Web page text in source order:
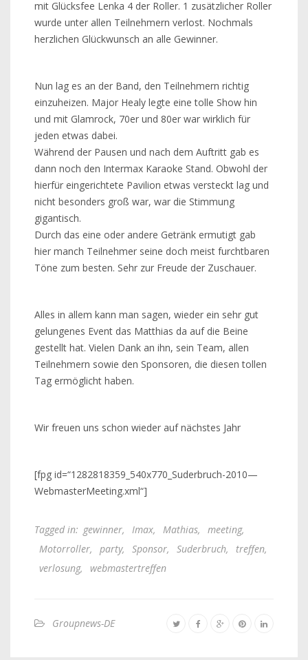
mit Glücksfee Lenka 4 der Roller. 1 zusätzlicher Roller
wurde unter allen Teilnehmern verlost. Nochmals
herzlichen Glückwunsch an alle Gewinner.
Nun lag es an der Band, den Teilnehmern richtig
einzuheizen. Major Healy legte eine tolle Show hin
und mit Glamrock, 70er und 80er war wirklich für
jeden etwas dabei.
Während der Pausen und nach dem Auftritt gab es
dann noch den Intermax Karaoke Stand. Obwohl der
hierfür eingerichtete Pavilion etwas versteckt lag und
nicht besonders groß war, war die Stimmung
gigantisch.
Durch das eine oder andere Getränk ermutigt gab
hier manch Teilnehmer seine doch meist furchtbaren
Töne zum besten. Sehr zur Freude der Zuschauer.
Alles in allem kann man sagen, wieder ein sehr gut
gelungenes Event das Matthias da auf die Beine
gestellt hat. Vielen Dank an ihn, sein Team, allen
Teilnehmern sowie den Sponsoren, die diesen tollen
Tag ermöglicht haben.
Wir freuen uns schon wieder auf nächstes Jahr
[fpg id=“1282818359_540x770_Suderbruch-2010—
WebmasterMeeting.xml“]
Tagged in: gewinner, Imax, Mathias, meeting,
Motorroller, party, Sponsor, Suderbruch, treffen,
verlosung, webmastertreffen
Groupnews-DE